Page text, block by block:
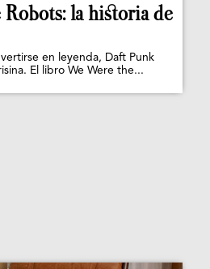
la historia de
en leyenda, Daft Punk
El libro We Were the...